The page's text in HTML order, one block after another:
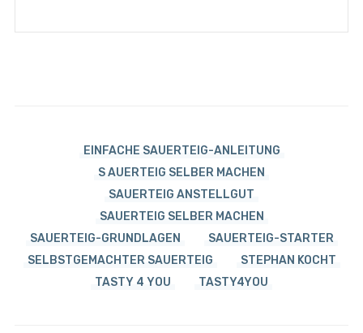
EINFACHE SAUERTEIG-ANLEITUNG
S AUERTEIG SELBER MACHEN
SAUERTEIG ANSTELLGUT
SAUERTEIG SELBER MACHEN
SAUERTEIG-GRUNDLAGEN
SAUERTEIG-STARTER
SELBSTGEMACHTER SAUERTEIG
STEPHAN KOCHT
TASTY 4 YOU
TASTY4YOU